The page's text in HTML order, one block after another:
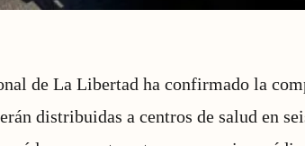
de La Libertad ha confirmado la
distribuidas a centros de salud en